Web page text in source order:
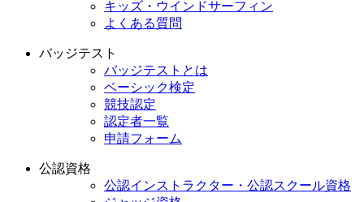
キッズ・ウインドサーフィン
よくある質問
バッジテスト
バッジテストとは
ベーシック検定
競技認定
認定者一覧
申請フォーム
公認資格
公認インストラクター・公認スクール資格